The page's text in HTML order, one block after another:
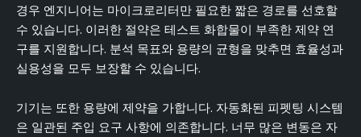
경우 엔지니어는 마이크로리터만 필요한 짧은 경로를 선호할
수 있습니다. 이러한 절약은 테스트 화합물이 부족한 제약 연
구를 지원합니다. 분석 목표와 용량의 균형을 맞추면 효율성과
실용성을 모두 보장할 수 있습니다.
기기는 또한 용량에 제약을 가합니다. 자동화된 피펫팅 시스템
은 일관된 주입 요구 사항에 의존합니다. 너무 많은 변동은 자